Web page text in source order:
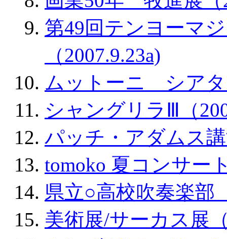
第49回テンヨーマ
（2007.9.23a)
ムットーニ シアタ
シャングリラⅢ（
パッチ・アダムス
tomoko 夏コンサー
県立○高校吹奏楽部
美術展/サーカス展